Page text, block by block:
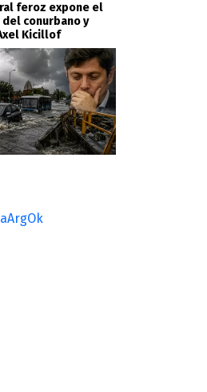
feroz expone el
conurbano y
Kicillof